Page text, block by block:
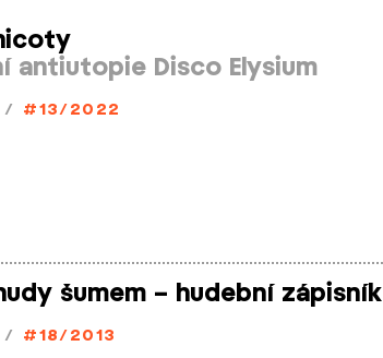
antiutopie Disco Elysium
/
#13/2022
šumem – hudební zápisník
/
#18/2013